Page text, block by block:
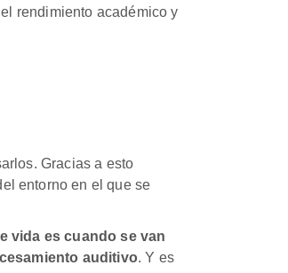
rendimiento académico y
Gracias a esto
entorno en el que se
vida es cuando se van
auditivo. Y es